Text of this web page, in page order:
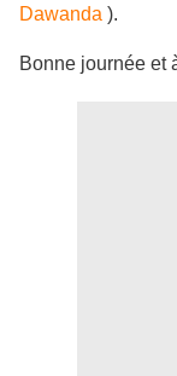
Dawanda ).
Bonne journée et